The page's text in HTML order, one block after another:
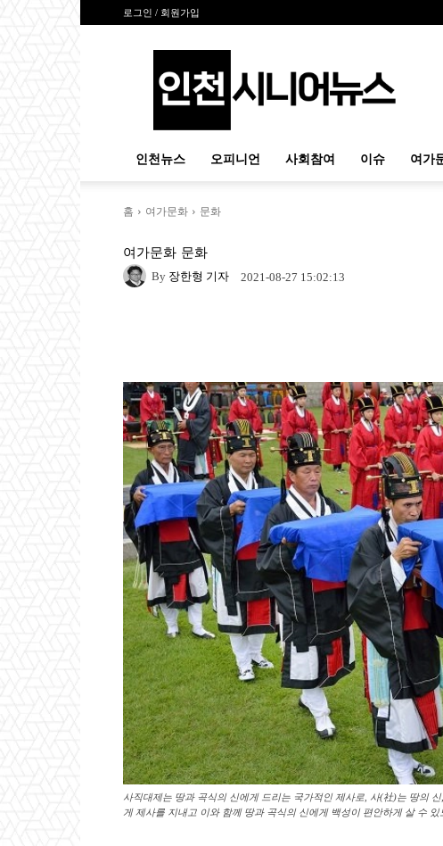
로그인 / 회원가입
시
인천뉴스 오피니언 사회참여 이슈 여가
홈 여가문화 문화
여가문화 문화
By 장한형 기자 2021-08-27 15:02:13
사직대제는 땅과 곡식의 신에게 드리는 국가적인 제사로, 사(社)는 땅의
게 제사를 지내고 이와 함께 땅과 곡식의 신에게 백성이 편안하게 살 수